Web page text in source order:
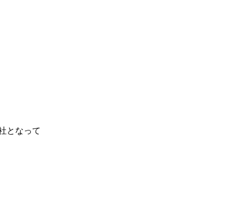
となって